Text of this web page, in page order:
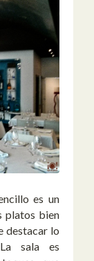
es un
platos bien
destacar lo
sala es